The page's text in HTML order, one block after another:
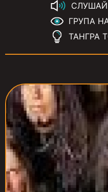
ГРУПА
ТАНГРА